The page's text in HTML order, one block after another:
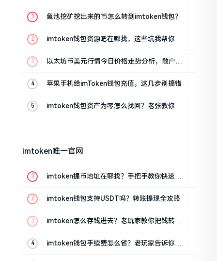
鱼池挖矿挖出来的币怎么转到imtoken钱包？
imtoken钱包资源吧在哪找，这些坑我帮你趟
以太坊币美元行情今日价格走势分析，散户如
苹果手机给imToken钱包充值，这几步别搞错
imtoken钱包资产为零怎么找回？老张教你几
imtoken唯一官网
imtoken提币地址在哪找？手把手教你快速查
imtoken钱包支持USDT吗？转账提现全攻略
imtoken怎么存钱进去？老玩家教你把钱转进
imtoken钱包手续费怎么省？老玩家告诉你几